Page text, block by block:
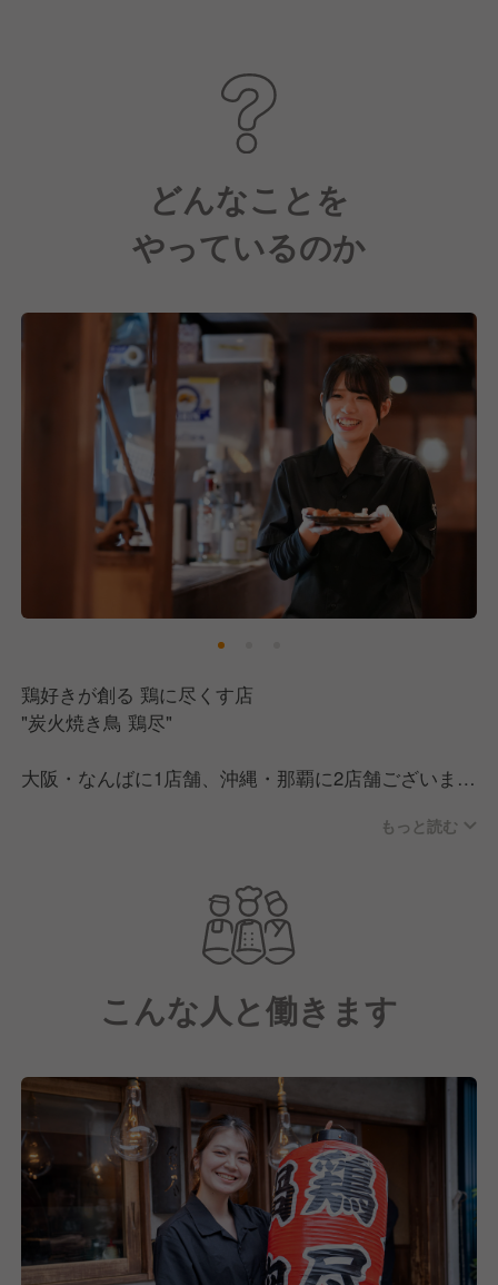
どんなことを
やっているのか
鶏好きが創る 鶏に尽くす店
"炭火焼き鳥 鶏尽"
大阪・なんばに1店舗、沖縄・那覇に2店舗ございま
その引き出し方をとことん追求した、こだわりの鶏料
使用する鶏は、奈良の地鶏"大和肉鶏"
養鶏所さんと密にやり取りをしており、餌・飼育日数
鶏の各部位によって、また鶏に限らずお野菜、食材1
つ1つに対して、最高の調理法を考えていきます。
そして、生産者の皆様へ感謝し、その『想い』に付加
価値をつけ、お客様に伝え感動いただく事を目指した
もっと読む
こんな人と働きます